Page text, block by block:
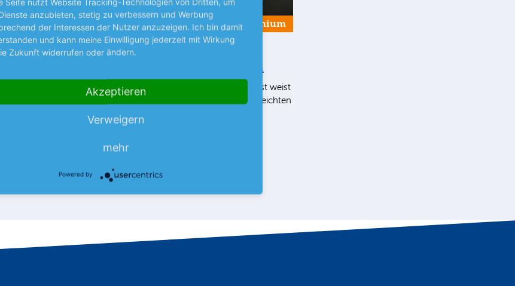
weist der Hightech-
nahezu konstanten
Premium
NEUES AUS UNTERNEHMEN
technotrans kann liefern
Der Thermomanagement-Spezialist weist
für die ersten 6 Monate mit einen leichten
anzubieten, stetig zu verbessern und Werbung
der Interessen der Nutzer anzuzeigen. Ich bin damit
und kann meine Einwilligung jederzeit mit Wirkung
Zukunft widerrufen oder ändern.
Akzeptieren
Verweigern
mehr
Powered by